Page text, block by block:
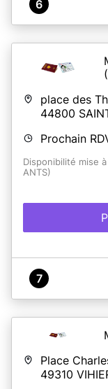
6
place des
44800
Prochain
Disponibilité mise
ANTS)
7
Place
49310